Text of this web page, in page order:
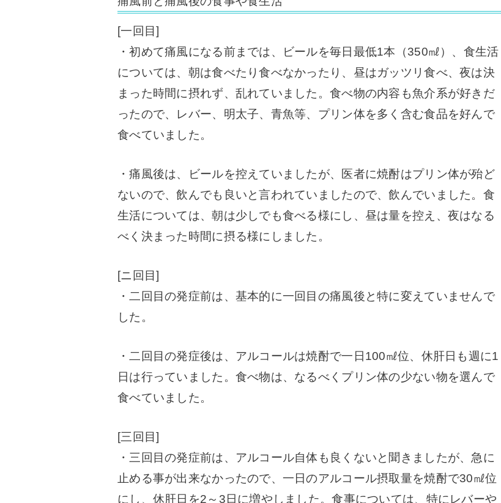
[一回目]
・初めて痛風になる前までは、ビールを毎日最低1本（350㎖）、食生活
については、朝は食べたり食べなかったり、昼はガッツリ食べ、夜は決
まった時間に摂れず、乱れていました。食べ物の内容も魚介系が好きだ
ったので、レバー、明太子、青魚等、プリン体を多く含む食品を好んで
食べていました。
・痛風後は、ビールを控えていましたが、医者に焼酎はプリン体が殆ど
ないので、飲んでも良いと言われていましたので、飲んでいました。食
生活については、朝は少しでも食べる様にし、昼は量を控え、夜はなる
べく決まった時間に摂る様にしました。
[ニ回目]
・二回目の発症前は、基本的に一回目の痛風後と特に変えていませんで
した。
・二回目の発症後は、アルコールは焼酎で一日100㎖位、休肝日も週に1
日は行っていました。食べ物は、なるべくプリン体の少ない物を選んで
食べていました。
[三回目]
・三回目の発症前は、アルコール自体も良くないと聞きましたが、急に
止める事が出来なかったので、一日のアルコール摂取量を焼酎で30㎖位
にし、休肝日を2～3日に増やしました。食事については、特にレバーや